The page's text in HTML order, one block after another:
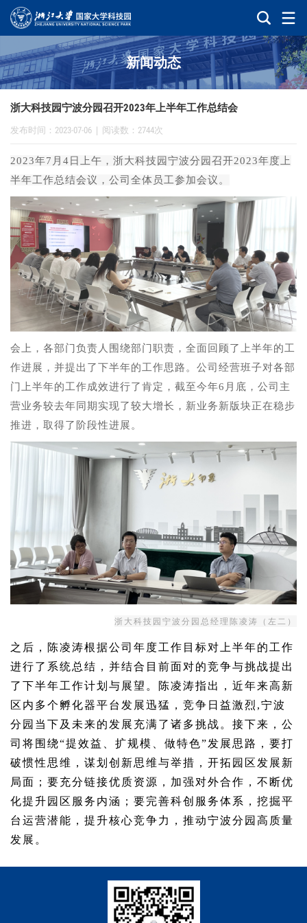
新闻动态
浙大科技园宁波分园召开2023年上半年工作总结会
发布时间：2023-07-06 阅读数：2744次
2023年7月4日上午，浙大科技园宁波分园召开2023年度上
半年工作总结会议，公司全体员工参加会议。
会上，各部门负责人围绕部门职责，全面回顾了上半年的工
作进展，并提出了下半年的工作思路。公司经营班子对各部
门上半年的工作成效进行了肯定，截至今年6月底，公司主
营业务较去年同期实现了较大增长，新业务新版块正在稳步
推进，取得了阶段性进展。
浙大科技园宁波分园总经理陈凌涛（左二）
之后，陈凌涛根据公司年度工作目标对上半年的工作
进行了系统总结，并结合目前面对的竞争与挑战提出
了下半年工作计划与展望。陈凌涛指出，近年来高新
区内多个孵化器平台发展迅猛，竞争日益激烈,宁波
分园当下及未来的发展充满了诸多挑战。接下来，公
司将围绕“提效益、扩规模、做特色”发展思路，要打
破惯性思维，谋划创新思维与举措，开拓园区发展新
局面；要充分链接优质资源，加强对外合作，不断优
化提升园区服务内涵；要完善科创服务体系，挖掘平
台运营潜能，提升核心竞争力，推动宁波分园高质量
发展。